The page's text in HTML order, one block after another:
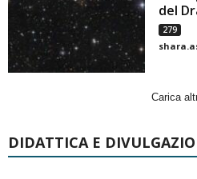
del
279
Carica
DIDATTICA E